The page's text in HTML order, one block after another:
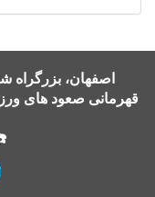
اصفهان، بزرگراه
قهرمانی صعود های